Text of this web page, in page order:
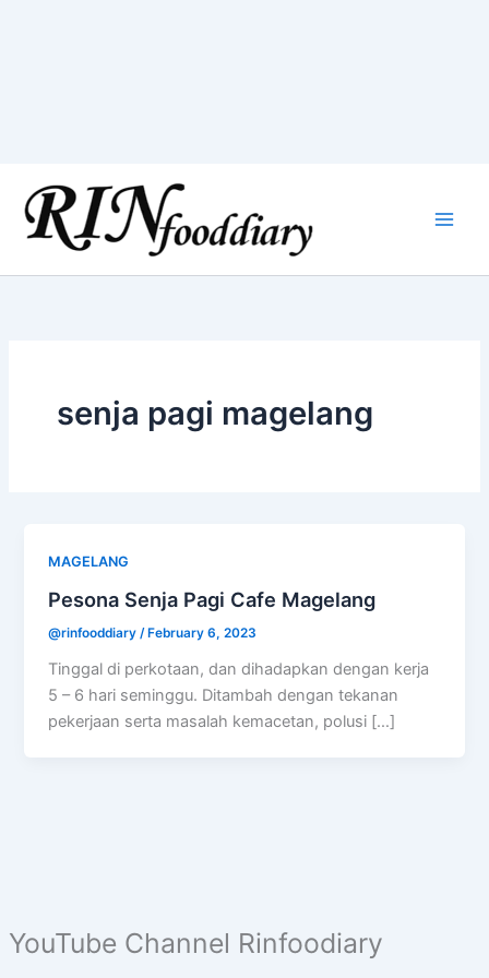
content
YouTube Channel Rinfoodiary
senja pagi magelang
MAGELANG
Pesona Senja Pagi Cafe Magelang
@rinfooddiary /February 6, 2023
Tinggal di perkotaan, dan dihadapkan dengan kerja
5 – 6 hari seminggu. Ditambah dengan tekanan
pekerjaan serta masalah kemacetan, polusi […]